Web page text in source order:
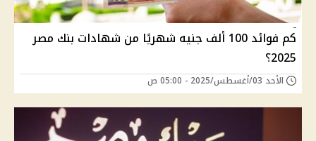
كم فوائد 100 ألف جنيه شهريًا من شهادات بنك مصر
2025؟
الأحد 03/أغسطس/2025 - 05:00 ص